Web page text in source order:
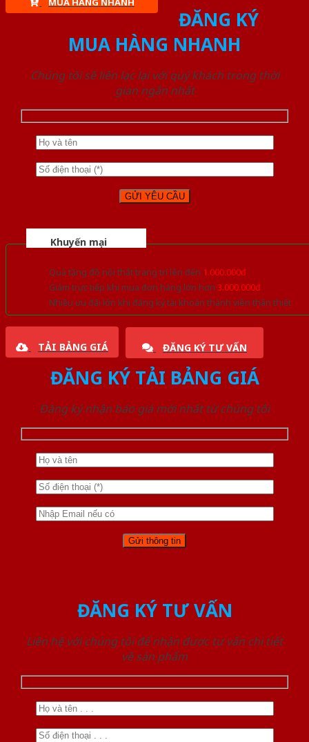
ĐĂNG KÝ
MUA HÀNG NHANH
Chúng tôi sẽ liên lạc lại với quý khách trong thời
gian ngắn nhất
Khuyến mại
Quà tặng đồ nội thất trang trí lên đến 1.000.000đ
Giảm trực tiếp khi mua đơn hàng lớn hơn 3.000.000đ
Nhiều ưu đãi lớn khi đăng ký tài khoản thành viên thân thiết
TẢI BẢNG GIÁ ĐĂNG KÝ TƯ VẤN
ĐĂNG KÝ TẢI BẢNG GIÁ
Đăng ký nhận báo giá mới nhất từ chúng tôi
ĐĂNG KÝ TƯ VẤN
Liên hệ với chúng tôi để nhận được tư vấn chi tiết
về sản phẩm